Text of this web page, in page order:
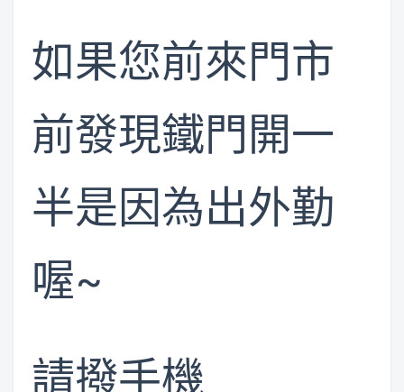
如果您前來門市
前發現鐵門開一
半是因為出外勤
喔~
請撥手機